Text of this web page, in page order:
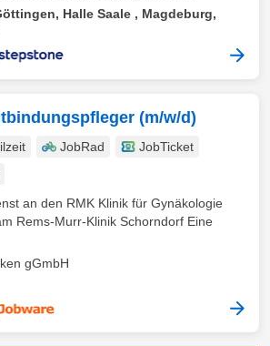
Halle Saale , Magdeburg,
(m/w/d)
JobRad
JobTicket
an den RMK Klinik für Gynäkologie
Rems-Murr-Klinik Schorndorf Eine
gGmbH